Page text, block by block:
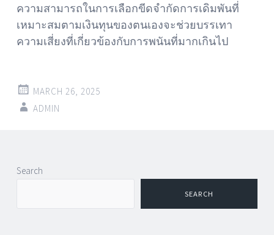
ความสามารถในการเลือกขีดจำกัดการเดิมพันที่
เหมาะสมตามเงินทุนของตนเองจะช่วยบรรเทา
ความเสี่ยงที่เกี่ยวข้องกับการพนันที่มากเกินไป
MARCH 26, 2025
ADMIN
Post
navigation
Search
SEARCH